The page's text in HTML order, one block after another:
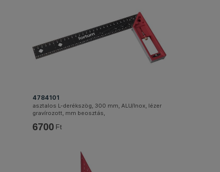
4784101
asztalos L-derékszög, 300 mm, ALU/Inox, lézer
gravírozott, mm beosztás,
6700 Ft